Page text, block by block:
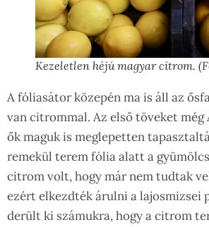
Kezeletlen héjú magyar citrom.
A fóliasátor közepén ma is áll az
van citrommal. Az első töveket még
ők maguk is meglepetten
remekül terem fólia alatt a
citrom volt, hogy már nem tudtak
ezért elkezdték árulni a lajosmizsei
derült ki számukra, hogy a citrom